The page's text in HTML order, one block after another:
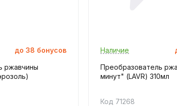
до 38 бонусов
ржавчины
Наличие
Преобразователь
минут" (LAVR) 310мл
Код 71268